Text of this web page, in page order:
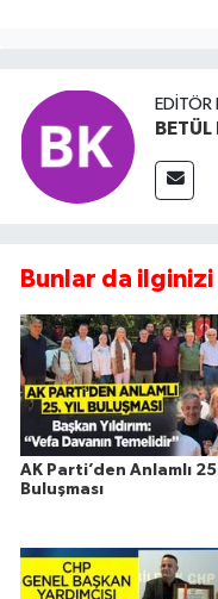
BETÜL
Bunlar da
AK Parti’den Anlamlı 25.
Buluşması